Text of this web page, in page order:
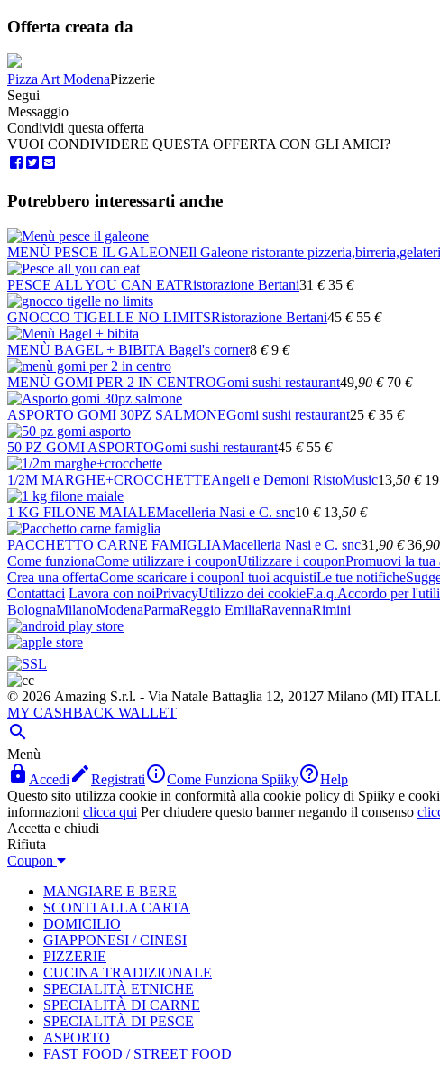
Offerta creata da
Pizza Art ModenaPizzerie
Segui
Messaggio
Condividi questa offerta
VUOI CONDIVIDERE QUESTA OFFERTA CON GLI AMICI?
Potrebbero interessarti anche
MENÙ PESCE IL GALEONEIl Galeone ristorante
PESCE ALL YOU CAN EATRistorazione Bertani31 € 35 €
GNOCCO TIGELLE NO LIMITSRistorazione Bertani45 € 55 €
MENÙ BAGEL + BIBITA Bagel's corner8 € 9 €
MENÙ GOMI PER 2 IN CENTROGomi sushi restaurant49 ,90 € 70 €
ASPORTO GOMI 30PZ SALMONEGomi sushi restaurant25 € 35 €
50 PZ GOMI ASPORTOGomi sushi restaurant45 € 55 €
1/2M MARGHE+CROCCHETTEAngeli e Demoni RistoMusic13 ,50 € 19
1 KG FILONE MAIALEMacelleria Nasi e C. snc10 € 13 ,50 €
PACCHETTO CARNE FAMIGLIAMacelleria Nasi e C. snc31 ,90 € 36 ,90
Come funzionaCome utilizzare i couponUtilizzare i couponPromuovi la tua
Crea una offertaCome scaricare i couponI tuoi acquistiLe tue notifiche
Contattaci Lavora con noiPrivacyUtilizzo dei cookieF.a.q.Accordo per
BolognaMilanoModenaParmaReggio EmiliaRavennaRimini
© 2026 Amazing S.r.l. - Via Natale Battaglia 12, 20127 Milano (MI)
MY CASHBACK WALLET

Menù
 Accedi RegistratiCome Funziona SpiikyHelp
Questo sito utilizza cookie in conformità alla cookie policy di Spiiky e
informazioni clicca qui Per chiudere questo banner negando il consenso
Accetta e chiudi
Rifiuta
Coupon
MANGIARE E BERE
SCONTI ALLA CARTA
DOMICILIO
GIAPPONESI / CINESI
PIZZERIE
CUCINA TRADIZIONALE
SPECIALITÀ ETNICHE
SPECIALITÀ DI CARNE
SPECIALITÀ DI PESCE
ASPORTO
FAST FOOD / STREET FOOD